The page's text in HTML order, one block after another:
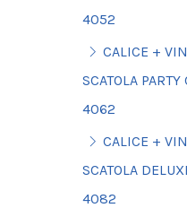
4052
CALICE +
SCATOLA
4062
CALICE +
SCATOLA
4082